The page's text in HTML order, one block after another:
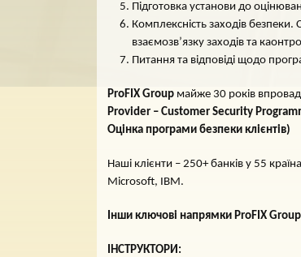
Підготовка установи до
Комплексність заходів
взаємозв’язку заходів та
Питання та відповіді щодо
ProFIX Group майже 30 років
Provider – Customer Security
Оцінка програми безпеки клієнтів)
Наші клієнти – 250+ банків у 55
Microsoft, IBM.
Інши ключові напрямки ProFIX Group
ІНСТРУКТОРИ: